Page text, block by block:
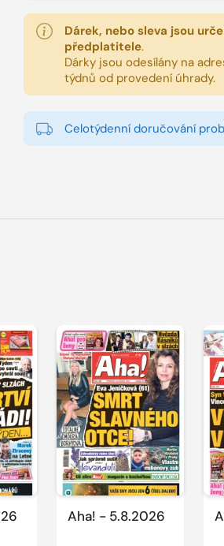
Dárek, nebo sleva jsou
předplatitele.
Dárky jsou odesílány na
týdnů od provedení úhrady.
Celotýdenní doručování
Aha! - 5.8.2026